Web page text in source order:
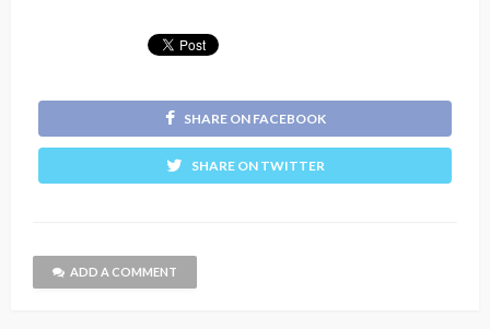
SHARE ON FACEBOOK
SHARE ON TWITTER
ADD A COMMENT